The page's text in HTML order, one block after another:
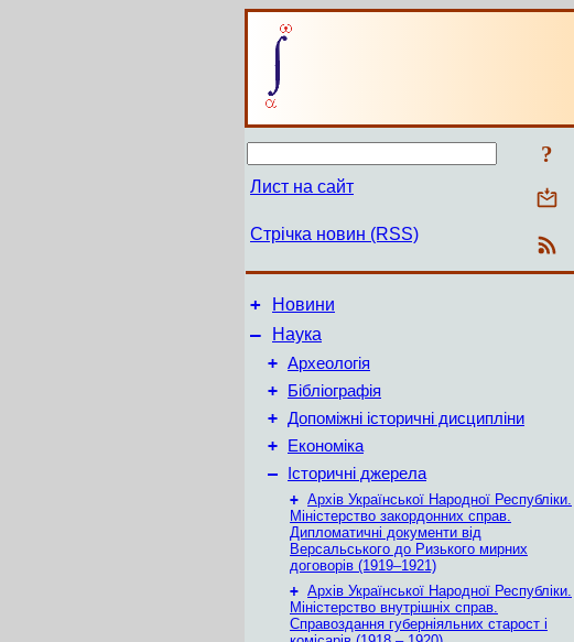
?
Лист на сайт
Стрічка новин (RSS)
+ Новини
–
Наука
+ Археологія
+ Бібліографія
+ Допоміжні історичні дисципліни
+ Економіка
– Історичні джерела
+ Архів Української Народної Республіки.
Міністерство закордонних справ.
Дипломатичні документи від
Версальського до Ризького мирних
договорів (1919–1921)
+ Архів Української Народної Республіки.
Міністерство внутрішніх справ.
Справоздання губерніяльних старост і